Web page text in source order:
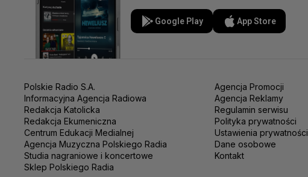
Google Play App Store
Polskie Radio S.A.
Informacyjna Agencja Radiowa
Redakcja Katolicka
Redakcja Ekumeniczna
Centrum Edukacji Medialnej
Agencja Muzyczna Polskiego Radia
Studia nagraniowe i koncertowe
Sklep Polskiego Radia
Agencja Promocji
Agencja Reklamy
Regulamin serwisu
Polityka prywatności
Ustawienia prywatności
Dane osobowe
Kontakt